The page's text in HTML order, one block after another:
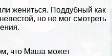
жениться. Поддубный как
но не мог смотреть
что Маша может